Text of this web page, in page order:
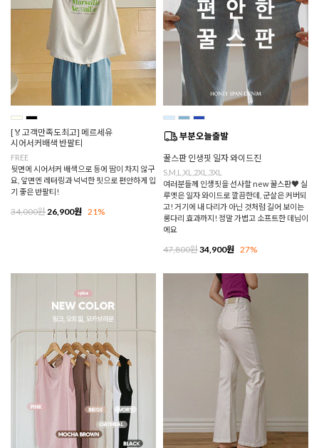
[🏅고객만족도최고] 메르세유
시어서커배색 반팔티
FREE
뒷면에 시어서커 배색으로 등에 땀이 차지 않구
요, 앞면엔 레터링과 넉넉한 핏으로 편안하게 입
기 좋은 반팔티!
34,000원 26,900원 21%
꿀스판 인생핏 일자 와이드진
S,M,L,XL,2XL,3XL
여러분들께 인생핏을 선사할 new 꿀스판♥ 실
루엣은 일자 와이드로 깔끔한데, 군살은 커버되
고! 거기에 내 다리가 아닌 것처럼 길어 보이는
롱다리 효과까지! 정말 가볍고 소프트한 데님이
에요
47,800원34,900원 27%